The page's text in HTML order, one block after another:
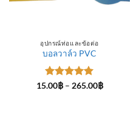
อุปกรณ์ท่อและข้อต่อ
บอลวาล์ว PVC
ให้คะแนน
15.00฿ – 265.00฿Price